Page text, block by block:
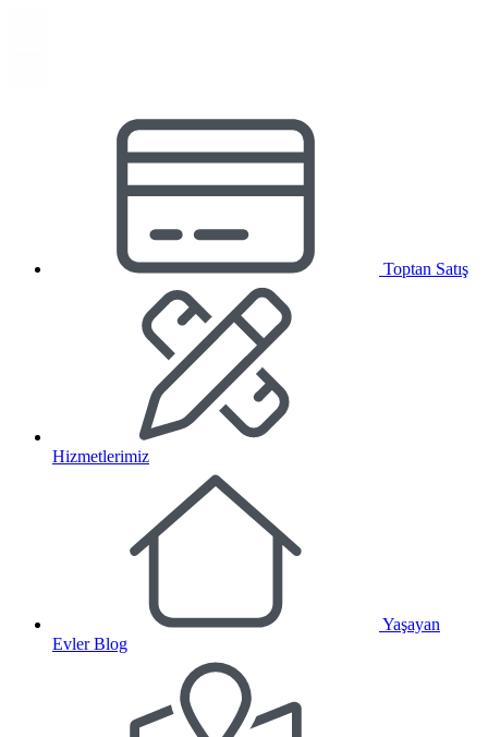
Toptan Satış
Hizmetlerimiz
Yaşayan
Evler Blog